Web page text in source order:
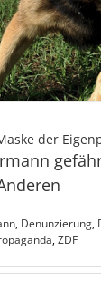
der
, Denunzierung,
,ZDF